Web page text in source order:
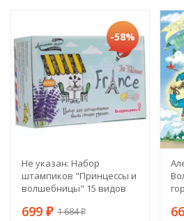
-58%
Не указан: Набор
штампиков "Принцессы и
волшебницы" 15 видов
699 ₽ 1 684₽